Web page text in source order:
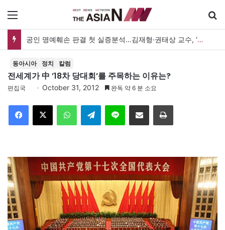
공인 명예훼손 판결 첫 실증분석…김재형·권태상 교수, ‘공인 보도준칙’ 제안도
동아시아 정치 칼럼
전세계가 中 ’18차 당대회’를 주목하는 이유는?
편집국 October 31, 2012 완독 약 6 분 소요
Telegram 이메일